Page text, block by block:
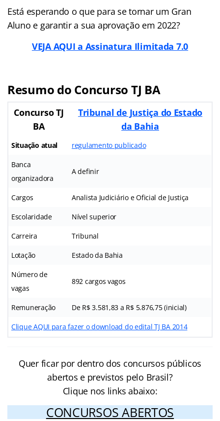
Está esperando o que para se tornar um Gran
Aluno e garantir a sua aprovação em 2022?
VEJA AQUI a Assinatura Ilimitada 7.0
Resumo do Concurso TJ BA
Concurso TJ
BA
Tribunal de Justiça do Estado
da Bahia
Situação atual regulamento publicado
Banca
organizadora
A definir
Cargos Analista Judiciário e Oficial de Justiça
Escolaridade Nível superior
Carreira Tribunal
Lotação Estado da Bahia
Número de
vagas
892 cargos vagos
Remuneração De R$ 3.581,83 a R$ 5.876,75 (inicial)
Clique AQUI para fazer o download do edital TJ BA 2014
Quer ficar por dentro dos concursos públicos
abertos e previstos pelo Brasil?
Clique nos links abaixo:
CONCURSOS ABERTOS